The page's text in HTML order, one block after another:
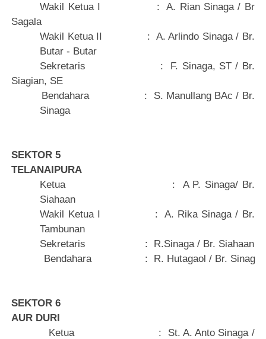
Wakil Ketua I
:
A. Rian Sinaga / Br
Sagala
Wakil Ketua II
: A. Arlindo Sinaga / Br.
Butar - Butar
Sekretaris
:
F. Sinaga, ST / Br.
Siagian, SE
Bendahara
:
S. Manullang BAc / Br.
Sinaga
SEKTOR 5
TELANAIPURA
Ketua
:
A P. Sinaga/ Br.
Siahaan
Wakil Ketua I
:
A. Rika Sinaga / Br.
Tambunan
Sekretaris
:
R.Sinaga / Br. Siahaan
Bendahara
: R. Hutagaol / Br. Sinaga
SEKTOR 6
AUR DURI
Ketua
:
St. A. Anto Sinaga /